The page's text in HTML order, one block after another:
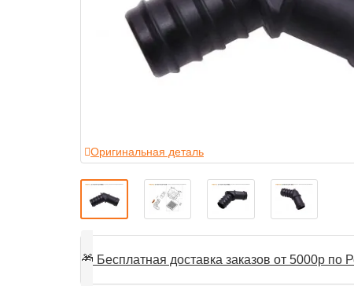
Оригинальная деталь
🎁 Бесплатная доставка заказов от 5000р по